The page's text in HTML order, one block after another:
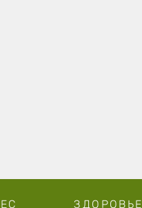
ЗДОРОВЬЕ